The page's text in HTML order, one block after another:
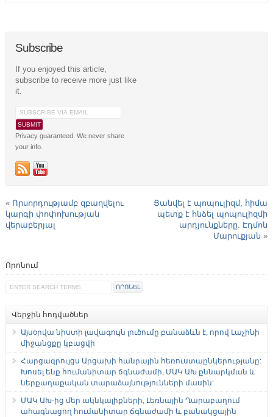
Subscribe
If you enjoyed this article,
subscribe to receive more just like
it.
Privacy guaranteed. We never share
your info.
« Որսորդությամբ զբաղվելու
կարգի փոփոխության
վերաբերյալ
Ցանվել է պոպուլիզմ, հիմա
պետք է հնձել պոպուլիզմի
արդյունքները. Էդմոն
Մարուքյան »
Որոնում
Վերջին հոդվածներ
Այսօրվա նիստի լավագույն լուծումը բանաձևն է, որով Լաչինի
միջանցքը կբացվի
Հարցազրույցս Արցախի հանրային հեռուստաընկերությանը:
Խոսել ենք հումանիտար ճգնաժամի, ՄԱԿ ԱԽ քննարկման և
ներքաղաքական տարաձայնությունների մասին:
ՄԱԿ ԱԽ-ից մեր ակնկալիքների, Լեռնային Ղարաբաղում
ահագնացող հումանիտար ճգնաժամի և բանակցային